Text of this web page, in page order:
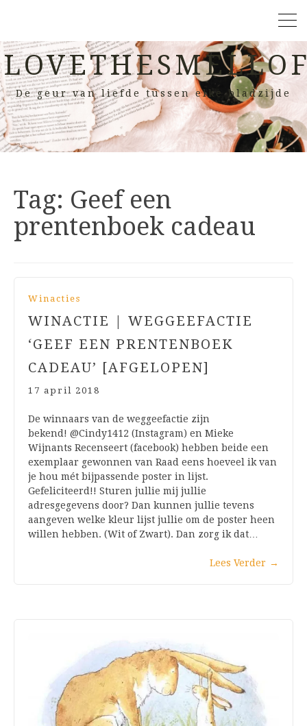
De geur van liefde tussen elke bladzijde
Tag: Geef een
prentenboek cadeau
Winacties
WINACTIE | WEGGEEFACTIE
‘GEEF EEN PRENTENBOEK
CADEAU’ [AFGELOPEN]
17 april 2018
De winnaars van de weggeefactie zijn
bekend! @Cindy1412 (Instagram) en Mieke
Wijnants Recenseert (facebook) hebben beide een
exemplaar gewonnen van Raad eens hoeveel ik van
je hou mét bijpassende poster in lijst.
Gefeliciteerd!! Sturen jullie mij jullie
adresgegevens door? Dan kunnen jullie tevens
aangeven welke kleur lijst jullie om de poster heen
willen hebben. (Wit of Zwart). Dan zorg ik dat…
Lees Verder →